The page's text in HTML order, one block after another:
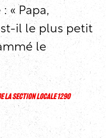
« Papa,
il le plus petit
le
LA SECTION LOCALE 1290